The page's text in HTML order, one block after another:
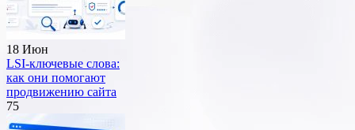
18 Июн
LSI-ключевые слова:
как они помогают
продвижению сайта
75